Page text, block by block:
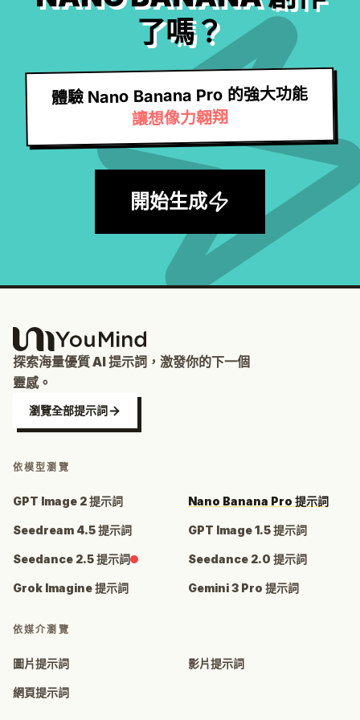
了嗎？
體驗 Nano Banana Pro 的強大功能
讓想像力翱翔
開始生成
探索海量優質 AI 提示詞，激發你的下一個
靈感。
瀏覽全部提示詞
依模型瀏覽
GPT Image 2 提示詞 Nano Banana Pro 提示詞
Seedream 4.5 提示詞 GPT Image 1.5 提示詞
Seedance 2.5 提示詞 Seedance 2.0 提示詞
Grok Imagine 提示詞 Gemini 3 Pro 提示詞
依媒介瀏覽
圖片提示詞 影片提示詞
網頁提示詞